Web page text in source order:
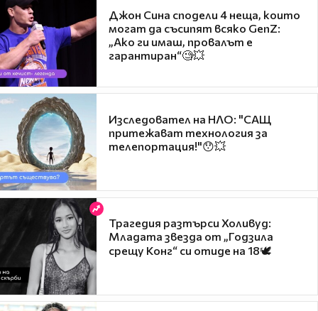
Джон Сина сподели 4 неща, които
могат да съсипят всяко GenZ:
„Ако ги имаш, провалът е
гарантиран“🧐💥
Изследовател на НЛО: "САЩ
притежават технология за
телепортация!"😯💥
Трагедия разтърси Холивуд:
Младата звезда от „Годзила
срещу Конг“ си отиде на 18🕊️